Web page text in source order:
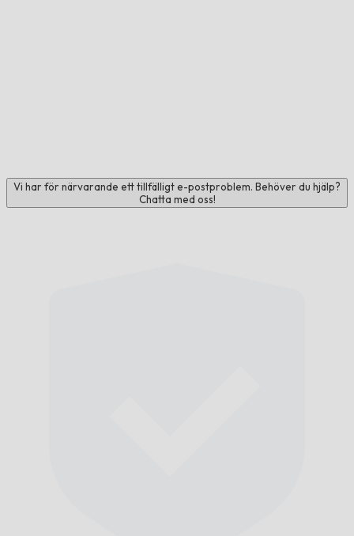
Vi har för närvarande ett tillfälligt e-postproblem. Behöver du hjälp?
Chatta med oss!